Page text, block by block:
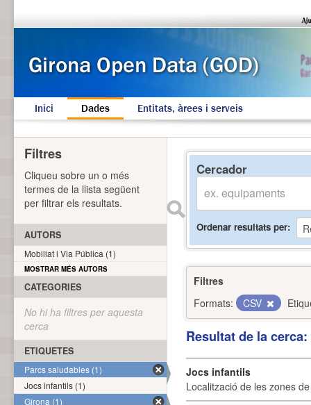
Inici Dades Entitats, àrees i serveis
Cercador
Ordenar resultats per
Filtres
Formats:
CSV
Resultat de la
Jocs infantils
Localització de les zones
Filtres
Cliqueu sobre un o més
termes de la llista següent
per filtrar els resultats.
AUTORS
Mobiliat i Via Pública (1)
MOSTRAR MÉS AUTORS
CATEGORIES
No hi ha filtres per aquesta
cerca
ETIQUETES
Parcs saludables (1)
Jocs infantils (1)
Girona (1)